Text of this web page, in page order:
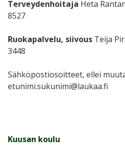
Terveydenhoitaja Heta
8527
Ruokapalvelu, siivous Teija
3448
Sähköpostiosoitteet, ellei
etunimi.sukunimi@laukaa.fi
Kuusan koulu